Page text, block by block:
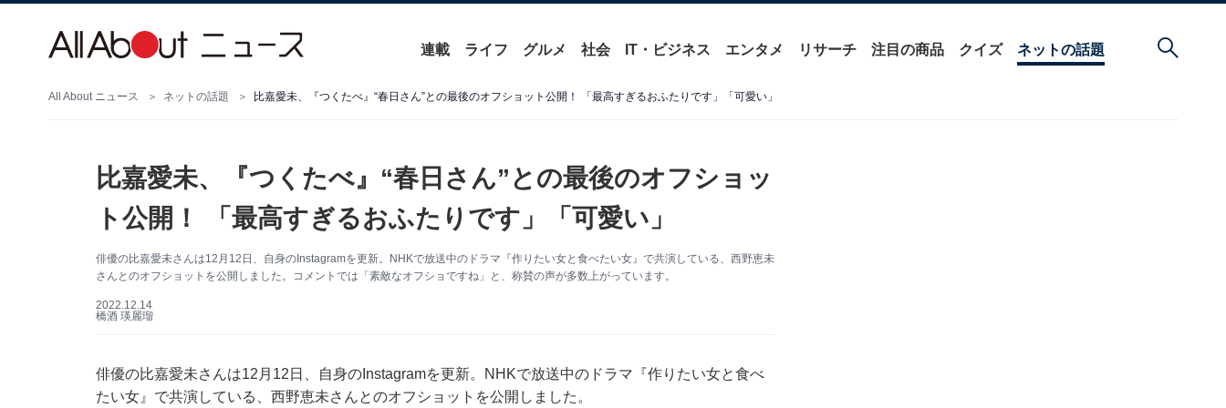
連載 ライフ グルメ 社会 IT・ビジネス エンタメ リサーチ 注目の商品 クイズ ネットの話題
All About ニュース ネットの話題 比嘉愛未、『つくたべ』“春日さん”との最後のオフショット公開！ 「最高すぎるおふたりです」「可愛い」
比嘉愛未、『つくたべ』“春日さん”との最後のオフショッ
ト公開！ 「最高すぎるおふたりです」「可愛い」
俳優の比嘉愛未さんは12月12日、自身のInstagramを更新。NHKで放送中のドラマ『作りたい女と食べたい女』で共演している、西野恵未
さんとのオフショットを公開しました。コメントでは「素敵なオフショですね」と、称賛の声が多数上がっています。
2022.12.14
橋酒 瑛麗瑠
俳優の比嘉愛未さんは12月12日、自身のInstagramを更新。NHKで放送中のドラマ『作りたい女と食べ
たい女』で共演している、西野恵未さんとのオフショットを公開しました。